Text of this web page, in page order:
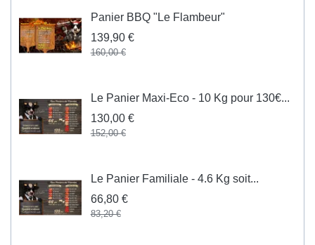
Panier BBQ "Le Flambeur"
139,90 €
160,00 €
Le Panier Maxi-Eco - 10 Kg pour 130€...
130,00 €
152,00 €
Le Panier Familiale - 4.6 Kg soit...
66,80 €
83,20 €